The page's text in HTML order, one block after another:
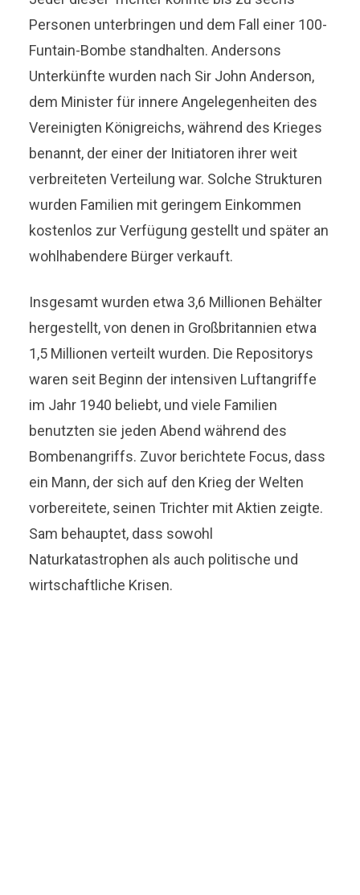
Personen unterbringen und dem Fall einer 100-
Funtain-Bombe standhalten. Andersons
Unterkünfte wurden nach Sir John Anderson,
dem Minister für innere Angelegenheiten des
Vereinigten Königreichs, während des Krieges
benannt, der einer der Initiatoren ihrer weit
verbreiteten Verteilung war. Solche Strukturen
wurden Familien mit geringem Einkommen
kostenlos zur Verfügung gestellt und später an
wohlhabendere Bürger verkauft.
Insgesamt wurden etwa 3,6 Millionen Behälter
hergestellt, von denen in Großbritannien etwa
1,5 Millionen verteilt wurden. Die Repositorys
waren seit Beginn der intensiven Luftangriffe
im Jahr 1940 beliebt, und viele Familien
benutzten sie jeden Abend während des
Bombenangriffs. Zuvor berichtete Focus, dass
ein Mann, der sich auf den Krieg der Welten
vorbereitete, seinen Trichter mit Aktien zeigte.
Sam behauptet, dass sowohl
Naturkatastrophen als auch politische und
wirtschaftliche Krisen.